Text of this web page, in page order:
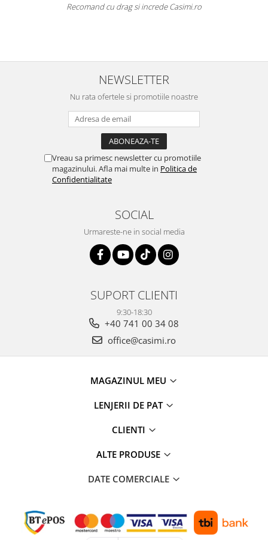
Recomand cu drag si increde Casimi.ro
NEWSLETTER
Nu rata ofertele si promotiile noastre
Vreau sa primesc newsletter cu promotiile
magazinului. Afla mai multe in Politica de
Confidentialitate
SOCIAL
Urmareste-ne in social media
SUPORT CLIENTI
9:30-18:30
+40 741 00 34 08
office@casimi.ro
MAGAZINUL MEU
LENJERII DE PAT
CLIENTI
ALTE PRODUSE
DATE COMERCIALE